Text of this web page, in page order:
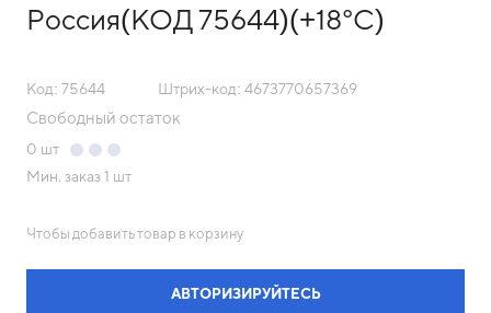
Россия(КОД 75644)(+18°С)
Код: 75644 Штрих-код: 4673770657369
Свободный остаток
0 шт
Мин. заказ 1 шт
Чтобы добавить товар в корзину
АВТОРИЗИРУЙТЕСЬ